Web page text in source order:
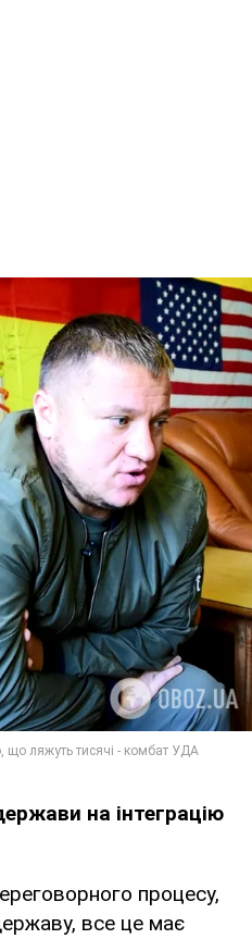
на інтеграцію
процесу,
все це має